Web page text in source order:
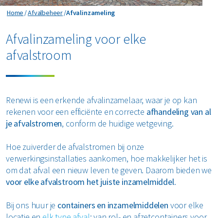
Horeca en recreatie
Industrie
Retail
Zakelijke dienstverlening
Zorg
Bekijk alle branches
Waarom Renewi EcoSmart?
Onze diensten
Interne inzamelmiddelen
CSRD
Circulair+
Gevaarlijk afval
Glas
Groen- en tuinafval
Papier en karton
PMD
Puin
Mineralen
Organics
Papier en karton
Alle circulaire materialen
Home AfvalbeheerAfvalinzameling
Afvalinzameling
Afvalinzameling voor elke
afvalstroom
Renewi is een erkende afvalinzamelaar, waar je op kan
rekenen voor een efficiënte en correcte afhandeling van al
je afvalstromen, conform de huidige wetgeving.
Hoe zuiverder de afvalstromen bij onze
verwerkingsinstallaties aankomen, hoe makkelijker het is
om dat afval een nieuw leven te geven. Daarom bieden we
voor elke afvalstroom het juiste inzamelmiddel.
Bij ons huur je containers en inzamelmiddelen voor elke